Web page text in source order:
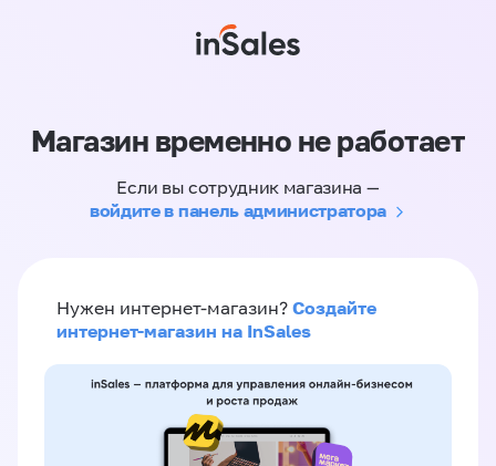
Магазин временно не работает
Если вы сотрудник магазина —
войдите в панель администратора
Нужен интернет-магазин? Создайте
интернет-магазин на InSales